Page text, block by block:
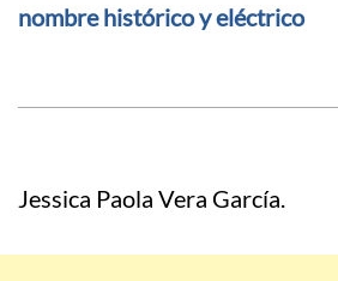
nombre histórico y eléctrico
Jessica Paola Vera García.